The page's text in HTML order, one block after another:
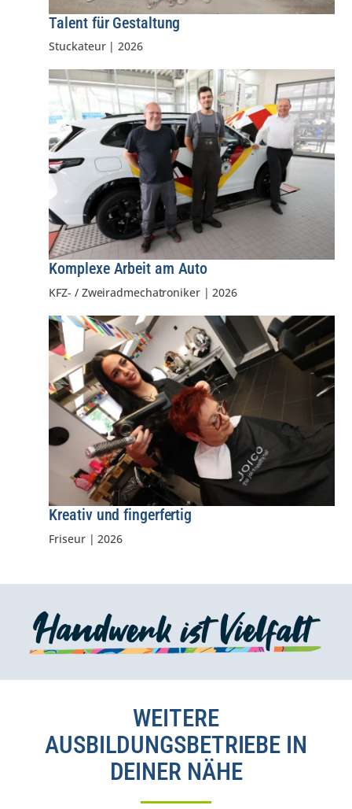
Talent für Gestaltung
Stuckateur|2026
Komplexe Arbeit am Auto
KFZ- / Zweiradmechatroniker|2026
Kreativ und fingerfertig
Friseur|2026
WEITERE
AUSBILDUNGSBETRIEBE IN
DEINER NÄHE